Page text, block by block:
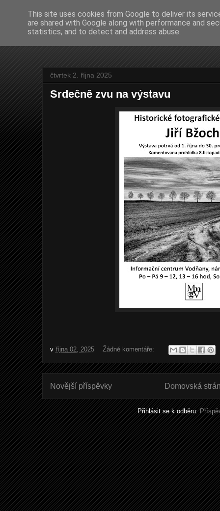
Jiří Bžoch -
čtvrtek 2. října 2025
Srdečně zvu na výstavu
v října 02, 2025 Žádné komentáře:
Novější příspěvky Domovská
Přihlásit se k odběru:
This site uses cookies from Google to deliver its
are shared with Google along with performance and
statistics, and to detect and address abuse.